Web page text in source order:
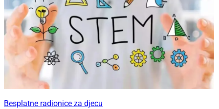
Besplatne radionice za djecu